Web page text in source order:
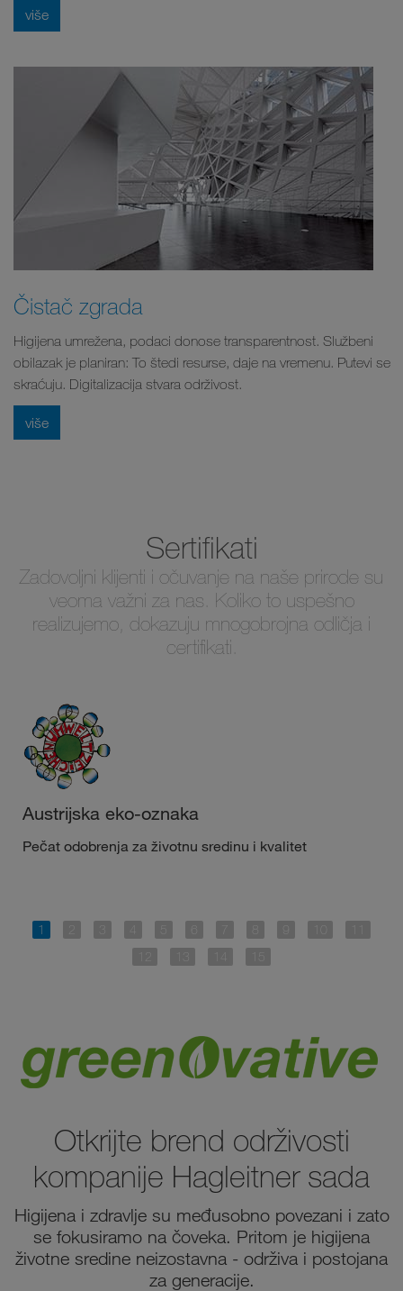
više
Čistač zgrada
Higijena umrežena, podaci donose transparentnost. Službeni
obilazak je planiran: To štedi resurse, daje na vremenu. Putevi se
skraćuju. Digitalizacija stvara održivost.
više
Sertifikati
Zadovoljni klijenti i očuvanje na naše prirode su
veoma važni za nas. Koliko to uspešno
realizujemo, dokazuju mnogobrojna odličja i
certifikati.
Austrijska eko-oznaka
Pečat odobrenja za životnu sredinu i kvalitet
Otkrijte brend održivosti
kompanije Hagleitner sada
Higijena i zdravlje su međusobno povezani i zato
se fokusiramo na čoveka. Pritom je higijena
životne sredine neizostavna - održiva i postojana
za generacije.